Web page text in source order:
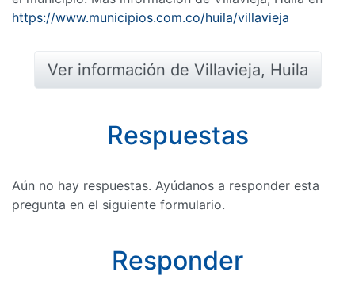
https://www.municipios.com.co/huila/villavieja
Ver información de Villavieja, Huila
Respuestas
Aún no hay respuestas. Ayúdanos a responder esta
pregunta en el siguiente formulario.
Responder